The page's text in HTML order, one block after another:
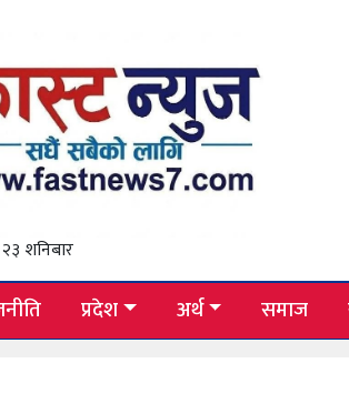
शनिबार
प्रदेश अर्थ समाज